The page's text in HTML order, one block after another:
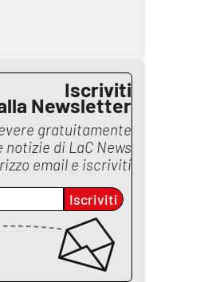
Iscriviti
Newsletter
gratuitamente
notizie di LaC News
email e iscriviti
Iscriviti